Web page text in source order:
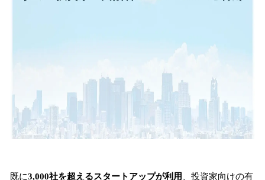
既に3,000社を超えるスタートアップが利用
、投資家向けの有